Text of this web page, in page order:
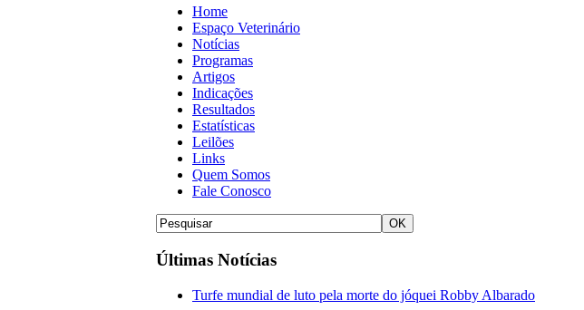
Home
Espaço Veterinário
Notícias
Programas
Artigos
Indicações
Resultados
Estatísticas
Leilões
Links
Quem Somos
Fale Conosco
Últimas Notícias
Turfe mundial de luto pela morte do jóquei Robby Albarado